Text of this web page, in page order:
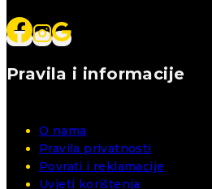
Pravila i informacije
O nama
Pravila privatnosti
Povrati i reklamacije
Uvjeti korištenja